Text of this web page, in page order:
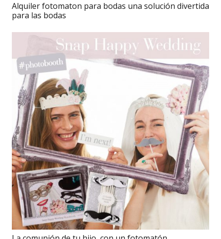
Alquiler fotomaton para bodas una solución divertida
para las bodas